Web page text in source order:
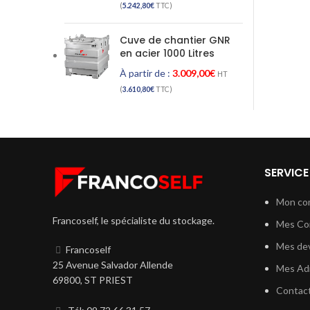
(5.242,80€TTC)
Cuve de chantier GNR
en acier 1000 Litres
À partir de : 3.009,00€ HT
(3.610,80€TTC)
Francoself, le spécialiste du stockage.
Francoself
25 Avenue Salvador Allende
69800, ST PRIEST
Mon
Mes
Mes
Mes